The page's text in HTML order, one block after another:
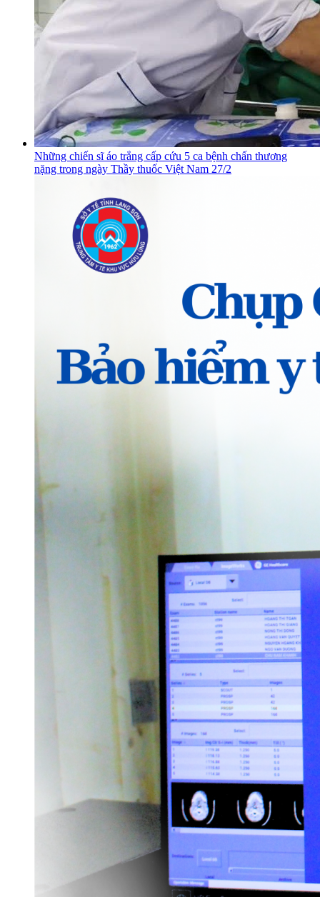
Những chiến sĩ áo trắng cấp cứu 5 ca bệnh chấn thương
nặng trong ngày Thầy thuốc Việt Nam 27/2